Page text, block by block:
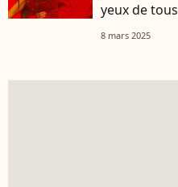
yeux de tous
8 mars 2025